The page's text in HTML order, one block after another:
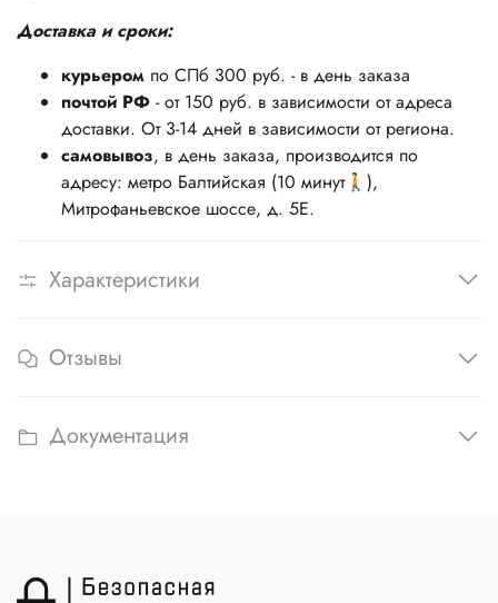
Доставка и сроки:
курьером по СПб 300 руб. - в день заказа
почтой РФ - от 150 руб. в зависимости от адреса
доставки. От 3-14 дней в зависимости от региона.
самовывоз, в день заказа, производится по
адресу: метро Балтийская (10 минут🚶),
Митрофаньевское шоссе, д. 5Е.
Характеристики
Отзывы
Документация